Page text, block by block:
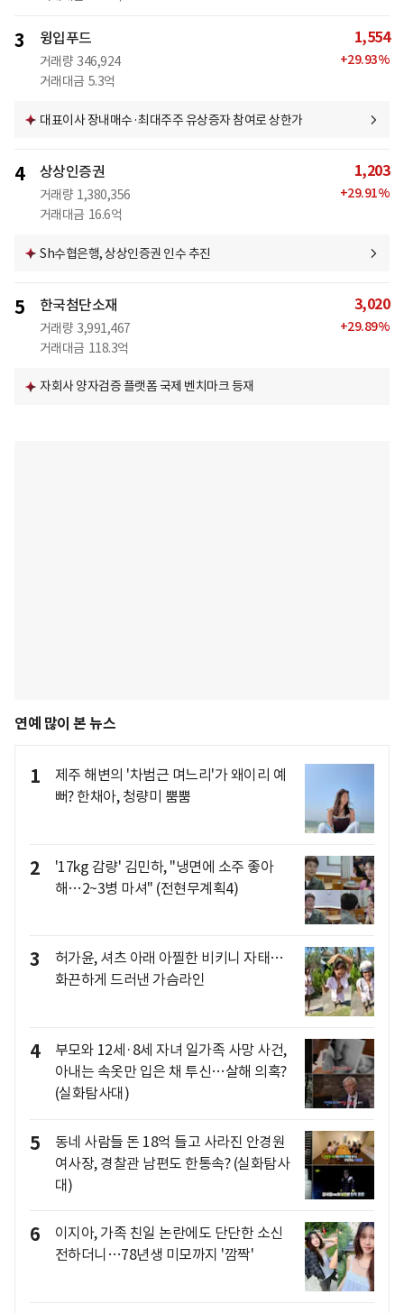
3 윙입푸드
거래량 346,924
거래대금 5.3억
1,554
+29.93%
대표이사 장내매수·최대주주 유상증자 참여로 상한가
4 상상인증권
거래량 1,380,356
거래대금 16.6억
1,203
+29.91%
Sh수협은행, 상상인증권 인수 추진
5 한국첨단소재
거래량 3,991,467
거래대금 118.3억
3,020
+29.89%
자회사 양자검증 플랫폼 국제 벤치마크 등재
연예 많이 본 뉴스
1
제주 해변의 '차범근 며느리'가 왜이리 예
뻐? 한채아, 청량미 뿜뿜
2
'17kg 감량' 김민하, "냉면에 소주 좋아
해…2~3병 마셔" (전현무계획4)
3
허가윤, 셔츠 아래 아찔한 비키니 자태…
화끈하게 드러낸 가슴라인
4
부모와 12세·8세 자녀 일가족 사망 사건,
아내는 속옷만 입은 채 투신…살해 의혹?
(실화탐사대)
5
동네 사람들 돈 18억 들고 사라진 안경원
여사장, 경찰관 남편도 한통속? (실화탐사
대)
6
이지아, 가족 친일 논란에도 단단한 소신
전하더니…78년생 미모까지 '깜짝'